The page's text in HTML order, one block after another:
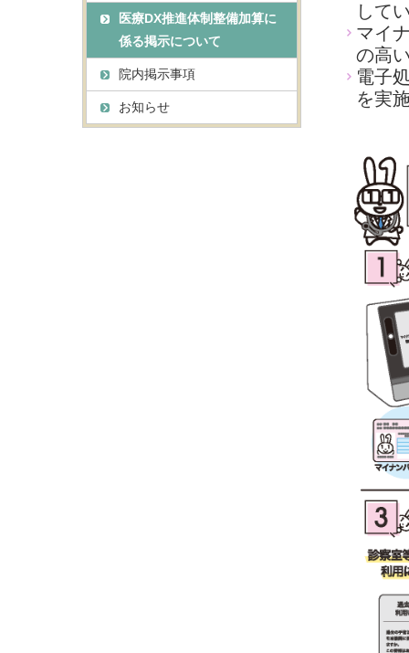
して
マイ
の高
電子
を実
医療DX推進体制整備加算に
係る掲示について
院内掲示事項
お知らせ